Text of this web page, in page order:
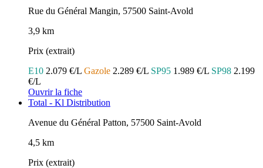
Rue du Général Mangin, 57500 Saint-Avold
3,9 km
Prix (extrait)
E10 2.079 €/L Gazole 2.289 €/L SP95 1.989 €/L SP98 2.199
€/L
Ouvrir la fiche
Total - Kl Distribution
Avenue du Général Patton, 57500 Saint-Avold
4,5 km
Prix (extrait)